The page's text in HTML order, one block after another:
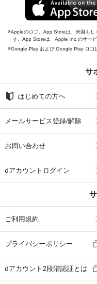
Appleのロゴ、App Storeは、米国も
す。App Storeは、Apple Inc.のサービ
Google Play および Google Play ロゴ
サ
はじめての方へ
メールサービス登録/解除
お問い合わせ
dアカウントログイン
ご利用規約
プライバシーポリシー
dアカウント2段階認証とは